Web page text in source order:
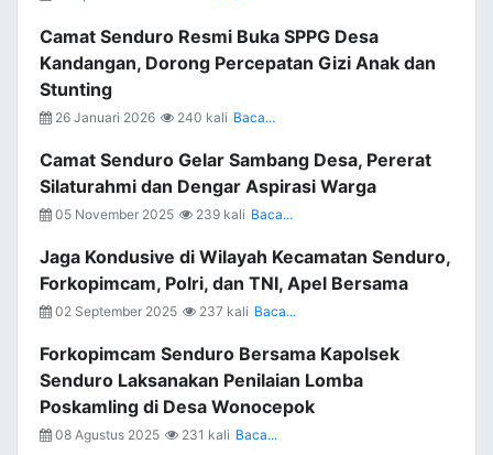
Camat Senduro Resmi Buka SPPG Desa
Kandangan, Dorong Percepatan Gizi Anak dan
Stunting
26 Januari 2026 240 kali Baca...
Camat Senduro Gelar Sambang Desa, Pererat
Silaturahmi dan Dengar Aspirasi Warga
05 November 2025 239 kali Baca...
Jaga Kondusive di Wilayah Kecamatan Senduro,
Forkopimcam, Polri, dan TNI, Apel Bersama
02 September 2025 237 kali Baca...
Forkopimcam Senduro Bersama Kapolsek
Senduro Laksanakan Penilaian Lomba
Poskamling di Desa Wonocepok
08 Agustus 2025 231 kali Baca...